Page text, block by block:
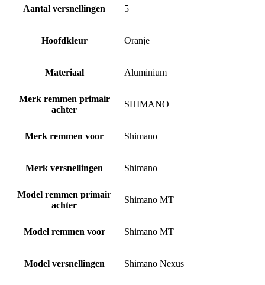
Aantal versnellingen 5
Hoofdkleur Oranje
Materiaal Aluminium
Merk remmen primair
achter
SHIMANO
Merk remmen voor Shimano
Merk versnellingen Shimano
Model remmen primair
achter
Shimano MT
Model remmen voor Shimano MT
Model versnellingen Shimano Nexus